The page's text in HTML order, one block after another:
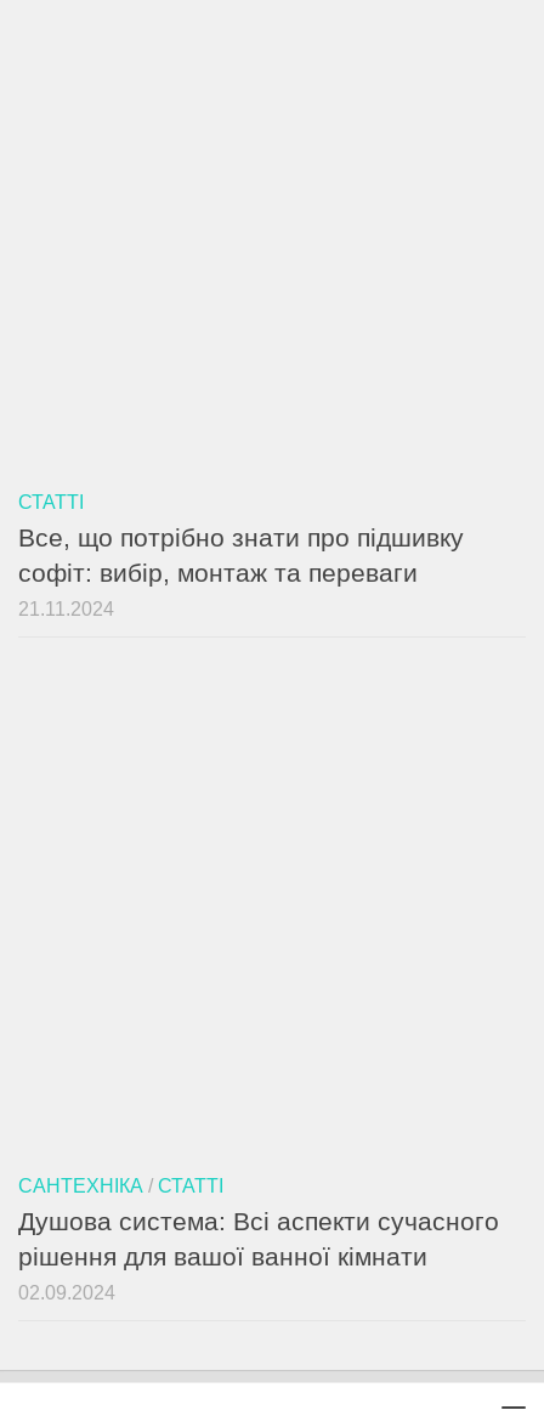
СТАТТІ
Все, що потрібно знати про підшивку
софіт: вибір, монтаж та переваги
21.11.2024
САНТЕХНІКА / СТАТТІ
Душова система: Всі аспекти сучасного
рішення для вашої ванної кімнати
02.09.2024